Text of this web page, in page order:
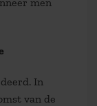
In
van de